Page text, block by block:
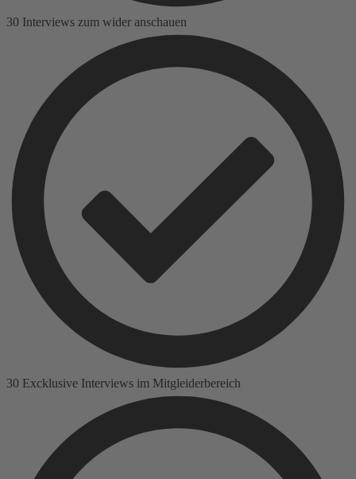
30 Interviews zum wider anschauen
30 Excklusive Interviews im Mitgleiderbereich